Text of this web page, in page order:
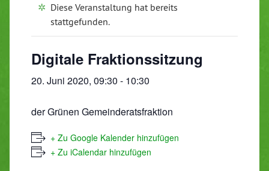
Diese Veranstaltung hat bereits
stattgefunden.
Digitale Fraktionssitzung
20. Juni 2020, 09:30 - 10:30
der Grünen Gemeinderatsfraktion
+ Zu Google Kalender hinzufügen
+ Zu iCalendar hinzufügen